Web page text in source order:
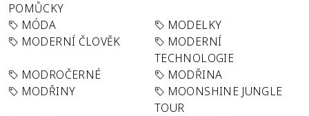
POMŮCKY
MÓDA
MODELKY
MODERNÍ ČLOVĚK
MODERNÍ
TECHNOLOGIE
MODROČERNÉ
MODŘINA
MODŘINY
MOONSHINE JUNGLE
TOUR